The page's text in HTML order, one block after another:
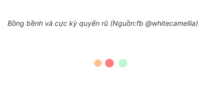
Bồng bềnh và cực kỳ quyến rũ (Nguồn:fb @whitecamellia)